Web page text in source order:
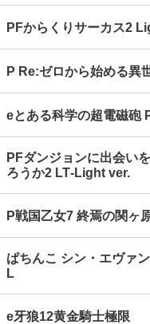
PFからくりサーカス2
P Re:ゼロから始める異
eとある科学の超電磁砲
PFダンジョンに出会い
ろうか2 LT‐Light ver.
P戦国乙女7 終焉の関ヶ
ぱちんこ シン・エヴァ
L
e牙狼12黄金騎士極限